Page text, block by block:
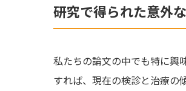
研究で得られた意外
私たちの論文の中でも特に興
すれば、現在の検診と治療の